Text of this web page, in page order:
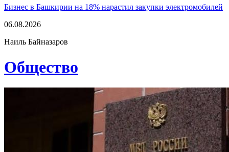
Бизнес в Башкирии на 18% нарастил закупки электромобилей
06.08.2026
Наиль Байназаров
Общество